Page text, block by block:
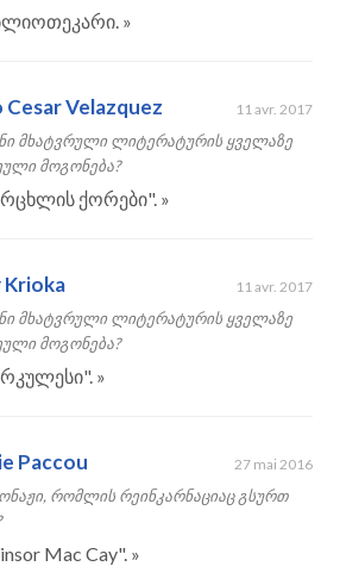
»
Cesar Velazquez 11 avr. 2017
მხატვრული ლიტერატურის ყველაზე
მოგონება?
ქორები". »
Krioka 11 avr. 2017
მხატვრული ლიტერატურის ყველაზე
მოგონება?
»
Paccou 27 mai 2016
რომლის რეინკარნაციაც გსურთ
Mac Cay". »